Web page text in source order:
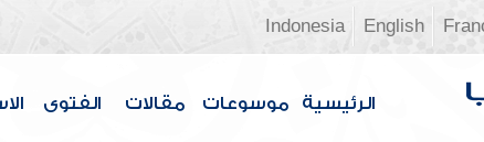
English
Indonesia
الرئيسية موسوعات مقالات الفتوى